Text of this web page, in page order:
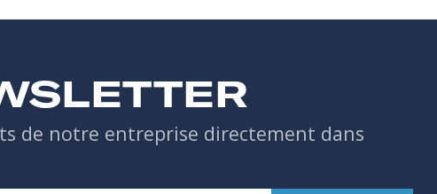
de notre entreprise directement dans